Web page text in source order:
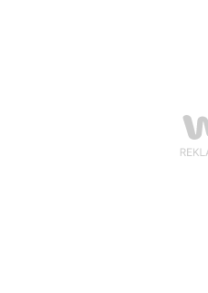
kowbojskie botki.
które lepiej sprawdzają się
odpoczynku na trawie.